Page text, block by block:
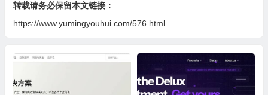
转载请务必保留本文链接：
https://www.yumingyouhui.com/576.html